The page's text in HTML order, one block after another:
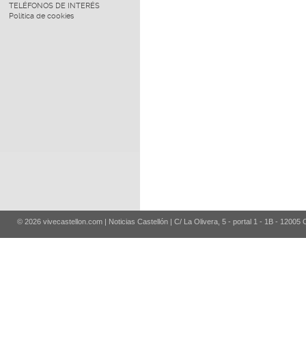
TELÉFONOS DE INTERÉS
Política de cookies
© 2026 vivecastellon.com | Noticias Castellón | C/ La Olivera, 5 - portal 1 - 1B - 12005